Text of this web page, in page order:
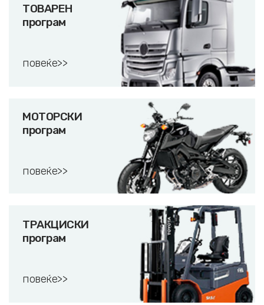
ТОВАРЕН
програм
повеќе>>
МОТОРСКИ
програм
повеќе>>
ТРАКЦИСКИ
програм
повеќе>>